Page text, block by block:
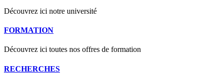
Découvrez ici notre université
FORMATION
Découvrez ici toutes nos offres de formation
RECHERCHES